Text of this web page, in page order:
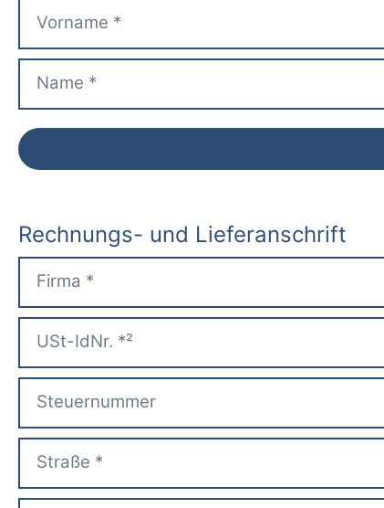
Rechnungs- und Lieferanschrift